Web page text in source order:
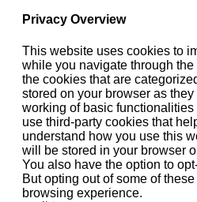
Privacy Overview
This website uses cookies to
while you navigate through the
the cookies that are
stored on your browser as
working of basic
use third-party cookies that
understand how you use this
will be stored in your browser
You also have the option to
But opting out of some of
browsing experience.